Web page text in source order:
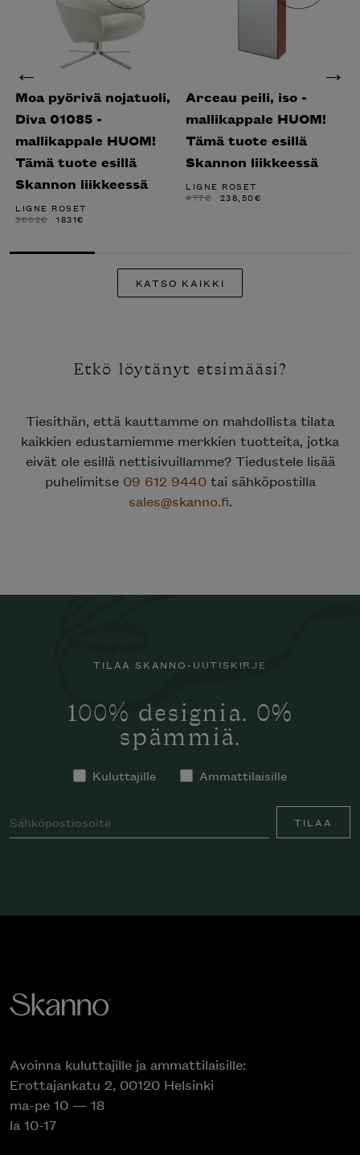
Moa pyörivä nojatuoli,
Diva 01085 -
mallikappale HUOM!
Tämä tuote esillä
Skannon liikkeessä
LIGNE ROSET
3662€ ALKUPERÄINEN
3662€.
1831€
1831€.
Arceau peili, iso -
mallikappale HUOM!
Tämä tuote esillä
Skannon liikkeessä
LIGNE ROSET
477€ ALKUPERÄINEN
HINTA
238,50€
KATSO KAIKKI
Etkö löytänyt etsimääsi?
Tiesithän, että kauttamme on mahdollista tilata
kaikkien edustamiemme merkkien tuotteita, jotka
eivät ole esillä nettisivuillamme? Tiedustele lisää
puhelimitse 09 612 9440tai sähköpostilla
sales@skanno.fi.
TILAA SKANNO-UUTISKIRJE
100% designia. 0%
spämmiä.
Kuluttajille Ammattilaisille
TILAA
Avoinna kuluttajille ja ammattilaisille:
Erottajankatu 2, 00120 Helsinki
ma-pe 10 — 18
la 10-17